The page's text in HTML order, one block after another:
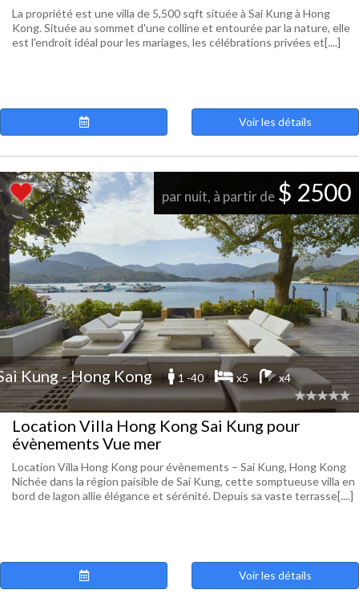
La propriété est une villa de 5,500 sqft située à Sai Kung à Hong
Kong. Située au sommet d'une colline et entourée par la nature, elle
est l'endroit idéal pour les mariages, les célébrations privées et[....]
Voir les détails
par nuit, à partir de $ 2500
Kung - Hong Kong 1 -40 x5 x4
Location Villa Hong Kong Sai Kung pour
évènements Vue mer
Location Villa Hong Kong pour évènements – Sai Kung, Hong Kong
Nichée dans la région paisible de Sai Kung, cette somptueuse villa en
bord de lagon allie élégance et sérénité. Depuis sa vaste terrasse[....]
Voir les détails